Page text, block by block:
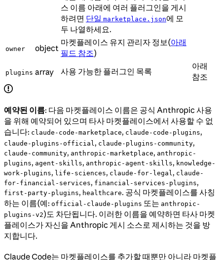
스 이름 아래에 여러 플러그인을 게시
하려면 단일 marketplace.json에 모
두 나열하세요.
owner object
마켓플레이스 유지 관리자 정보(아래
필드 참조)
plugins array 사용 가능한 플러그인 목록
아래
참조
예약된 이름: 다음 마켓플레이스 이름은 공식 Anthropic 사용
을 위해 예약되어 있으며 타사 마켓플레이스에서 사용할 수 없
습니다: claude-code-marketplace, claude-code-plugins,
claude-plugins-official, claude-plugins-community,
claude-community, anthropic-marketplace, anthropic-
plugins, agent-skills, anthropic-agent-skills, knowledge-
work-plugins, life-sciences, claude-for-legal, claude-
for-financial-services, financial-services-plugins,
first-party-plugins, healthcare. 공식 마켓플레이스를 사칭
하는 이름(예: official-claude-plugins 또는 anthropic-
plugins-v2)도 차단됩니다. 이러한 이름을 예약하면 타사 마켓
플레이스가 자신을 Anthropic 게시 소스로 제시하는 것을 방
지합니다.
Claude Code는 마켓플레이스를 추가할 때뿐만 아니라 마켓플